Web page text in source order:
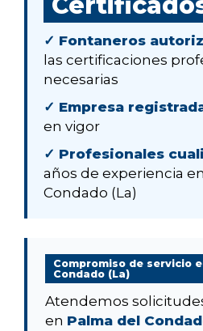
✓ Fontaneros
las certificaciones
necesarias
✓ Empresa
en vigor
✓ Profesionales
años de experiencia
Condado (La)
Compromiso de servicio
Condado (La)
Atendemos
en Palma del